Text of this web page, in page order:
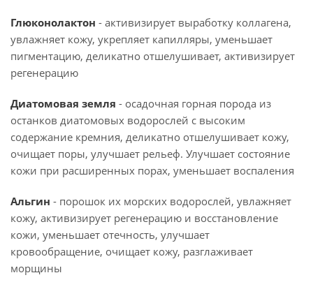
Глюконолактон - активизирует выработку коллагена,
увлажняет кожу, укрепляет капилляры, уменьшает
пигментацию, деликатно отшелушивает, активизирует
регенерацию
Диатомовая земля - осадочная горная порода из
останков диатомовых водорослей с высоким
содержание кремния, деликатно отшелушивает кожу,
очищает поры, улучшает рельеф. Улучшает состояние
кожи при расширенных порах, уменьшает воспаления
Альгин - порошок их морских водорослей, увлажняет
кожу, активизирует регенерацию и восстановление
кожи, уменьшает отечность, улучшает
кровообращение, очищает кожу, разглаживает
морщины